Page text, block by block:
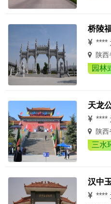
桥陵
****
陕西
园林
天龙
****
陕西
三水
汉中
****